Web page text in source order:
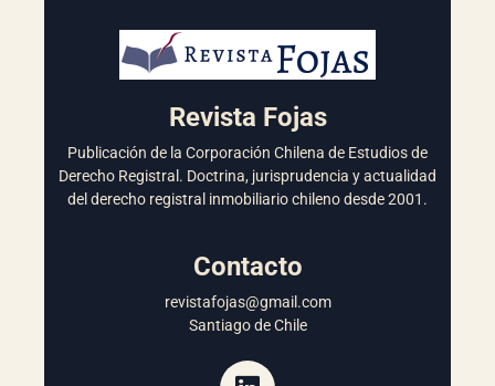
Revista Fojas
Publicación de la Corporación Chilena de Estudios de
Derecho Registral. Doctrina, jurisprudencia y actualidad
del derecho registral inmobiliario chileno desde 2001.
Contacto
revistafojas@gmail.com
Santiago de Chile